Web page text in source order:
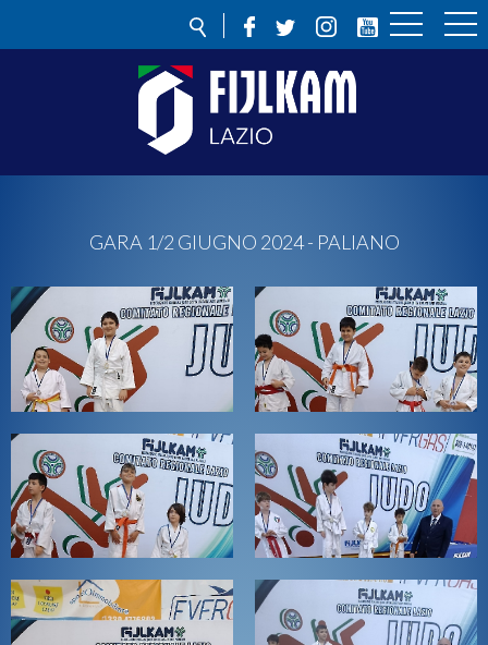
GARA 1/2 GIUGNO 2024 - PALIANO